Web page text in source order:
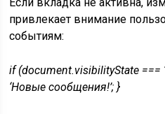
привлекает внимание
событиям:
if (document.visibilityState ===
‘Новые сообщения!’; }